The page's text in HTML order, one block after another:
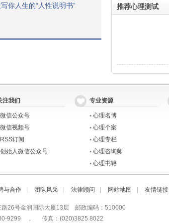
你人生的“人性说明书” 推荐心理测试
注我们
微信公众号
微信视频号
RSS订阅
创始人微信公众号
专业资源
▪ 心理名博
▪ 心理个案
▪ 心理专栏
▪ 心理咨询师
▪ 心理书籍
与合作 团队风采 法律顾问 网站地图 友情链接
路26号金润国际大厦13层 邮政编码：510000
9299 ， 传真：(020)3825 8022